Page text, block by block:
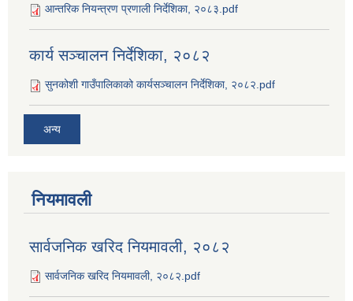
आन्तरिक नियन्त्रण प्रणाली निर्देशिका, २०८३.pdf
कार्य सञ्‍चालन निर्देशिका, २०८२
सुनकोशी गाउँपालिकाको कार्यसञ्‍चालन निर्देशिका, २०८२.pdf
अन्य
नियमावली
सार्वजनिक खरिद नियमावली, २०८२
सार्वजनिक खरिद नियमावली, २०८२.pdf